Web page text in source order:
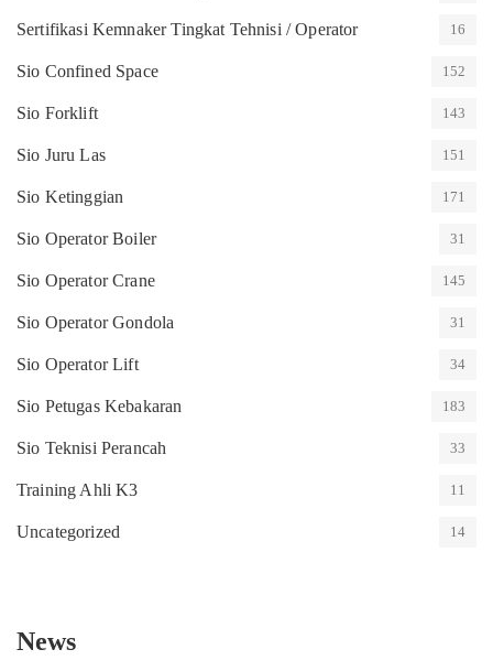
Sertifikasi Kemnaker Tingkat Tehnisi / Operator 16
Sio Confined Space 152
Sio Forklift 143
Sio Juru Las 151
Sio Ketinggian 171
Sio Operator Boiler 31
Sio Operator Crane 145
Sio Operator Gondola 31
Sio Operator Lift 34
Sio Petugas Kebakaran 183
Sio Teknisi Perancah 33
Training Ahli K3 11
Uncategorized 14
News